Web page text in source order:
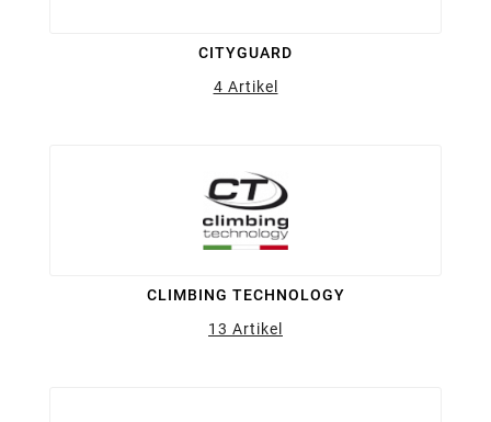
CITYGUARD
4 Artikel
CLIMBING TECHNOLOGY
13 Artikel